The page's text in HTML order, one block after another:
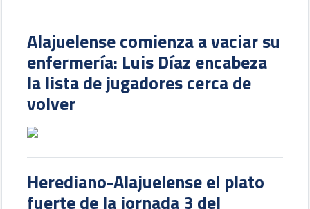
Alajuelense comienza a vaciar su
enfermería: Luis Díaz encabeza
la lista de jugadores cerca de
volver
Herediano-Alajuelense el plato
fuerte de la jornada 3 del